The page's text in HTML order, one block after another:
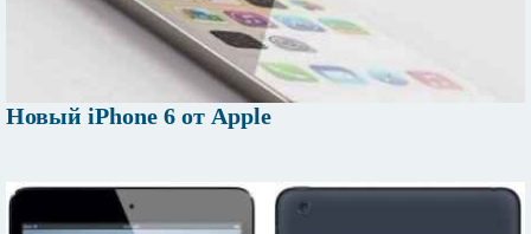
Новый iPhone 6 от Apple